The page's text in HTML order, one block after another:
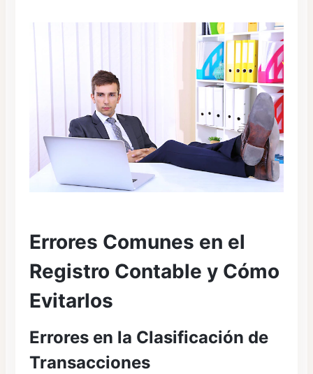
Errores Comunes en el
Registro Contable y Cómo
Evitarlos
Errores en la Clasificación de
Transacciones